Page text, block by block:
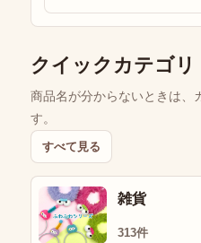
クイックカテゴリ
商品名が分からないときは、
す。
すべて見る
雑貨
313件